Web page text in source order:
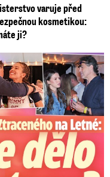
varuje před
kosmetikou:
ji?
s Dominikou, ale...